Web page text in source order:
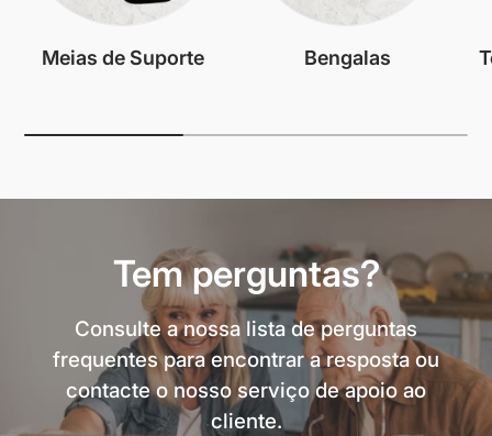
Meias de Suporte Bengalas
Tem perguntas?
Consulte a nossa lista de perguntas
frequentes para encontrar a resposta ou
contacte o nosso serviço de apoio ao
cliente.